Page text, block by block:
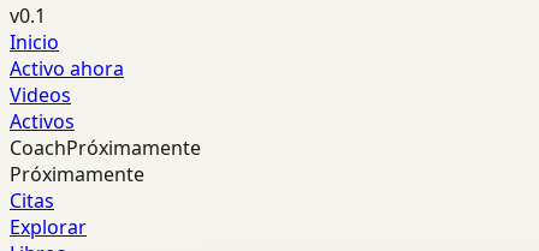
v0.1
Inicio
Activo ahora
Videos
Activos
CoachPróximamente
Próximamente
Citas
Explorar